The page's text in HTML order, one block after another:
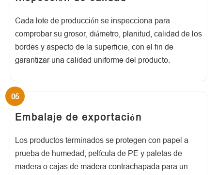
Cada lote de producción se inspecciona para
comprobar su grosor, diámetro, planitud, calidad de los
bordes y aspecto de la superficie, con el fin de
garantizar una calidad uniforme del producto.
Embalaje de exportación
Los productos terminados se protegen con papel a
prueba de humedad, película de PE y paletas de
madera o cajas de madera contrachapada para un